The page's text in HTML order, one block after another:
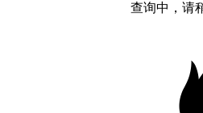
查询中，请